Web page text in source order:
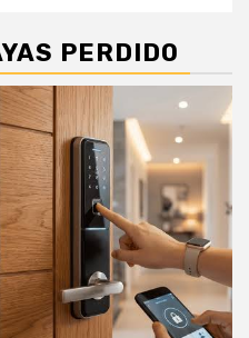
PERDIDO